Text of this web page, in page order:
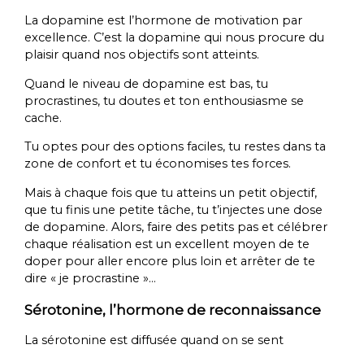
La dopamine est l’hormone de motivation par
excellence. C’est la dopamine qui nous procure du
plaisir quand nos objectifs sont atteints.
Quand le niveau de dopamine est bas, tu
procrastines, tu doutes et ton enthousiasme se
cache.
Tu optes pour des options faciles, tu restes dans ta
zone de confort et tu économises tes forces.
Mais à chaque fois que tu atteins un petit objectif,
que tu finis une petite tâche, tu t’injectes une dose
de dopamine. Alors, faire des petits pas et célébrer
chaque réalisation est un excellent moyen de te
doper pour aller encore plus loin et arrêter de te
dire « je procrastine »…
Sérotonine, l’hormone de reconnaissance
La sérotonine est diffusée quand on se sent